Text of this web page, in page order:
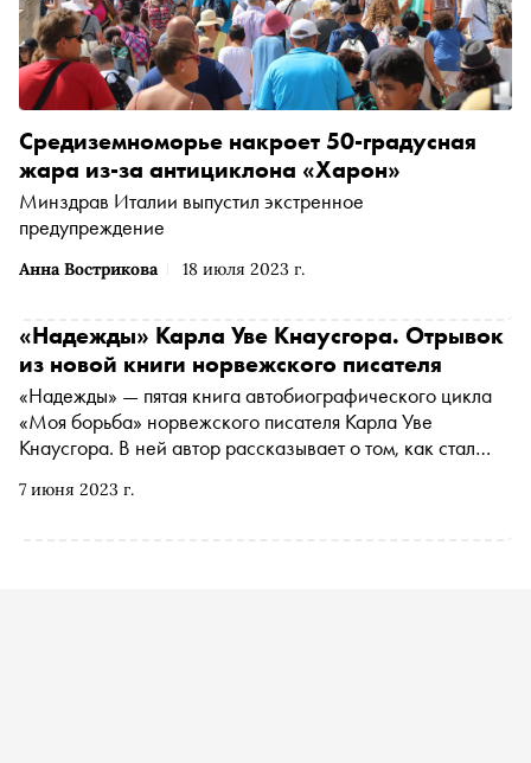
Анна Вострикова 18 июля 2023 г.
Средиземноморье накроет 50-градусная
жара из-за антициклона «Харон»
Минздрав Италии выпустил экстренное
предупреждение
7 июня 2023 г.
«Надежды» Карла Уве Кнаусгора. Отрывок
из новой книги норвежского писателя
«Надежды» — пятая книга автобиографического цикла
«Моя борьба» норвежского писателя Карла Уве
Кнаусгора. В ней автор рассказывает о том, как стал
писательского мастерства, почему преподаватели